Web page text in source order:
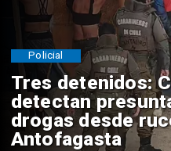
Tres detenidos:
detectan
drogas desde
Antofagasta
Policial